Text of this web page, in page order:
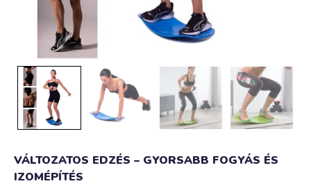
VÁLTOZATOS EDZÉS – GYORSABB FOGYÁS ÉS
IZOMÉPÍTÉS